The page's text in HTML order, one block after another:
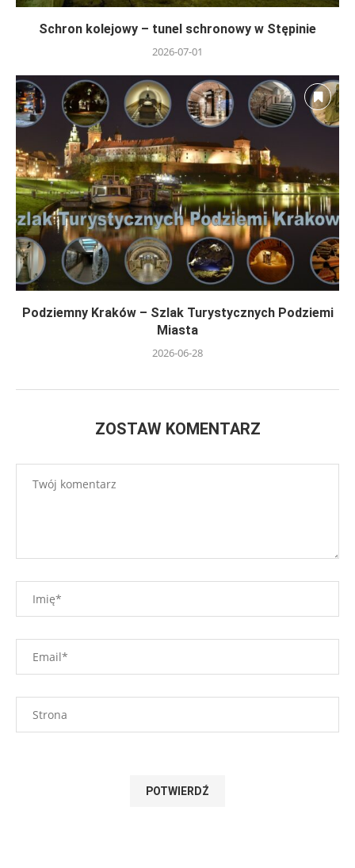
Schron kolejowy – tunel schronowy w Stępinie
2026-07-01
Podziemny Kraków – Szlak Turystycznych Podziemi
Miasta
2026-06-28
ZOSTAW KOMENTARZ